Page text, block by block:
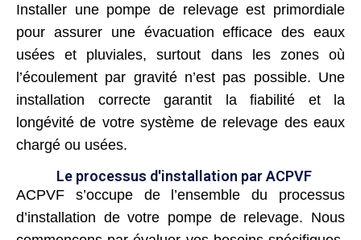
Installer une pompe de relevage est primordiale
pour assurer une évacuation efficace des eaux
usées et pluviales, surtout dans les zones où
l’écoulement par gravité n’est pas possible. Une
installation correcte garantit la fiabilité et la
longévité de votre système de relevage des eaux
chargé ou usées.
Le processus d'installation par ACPVF
ACPVF s’occupe de l’ensemble du processus
d’installation de votre pompe de relevage. Nous